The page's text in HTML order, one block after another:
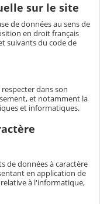
sur le site
de données au sens de
en droit français
suivants du code de
respecter dans son
et notamment la
et informatiques.
de données à caractère
en application de
relative à l'informatique,